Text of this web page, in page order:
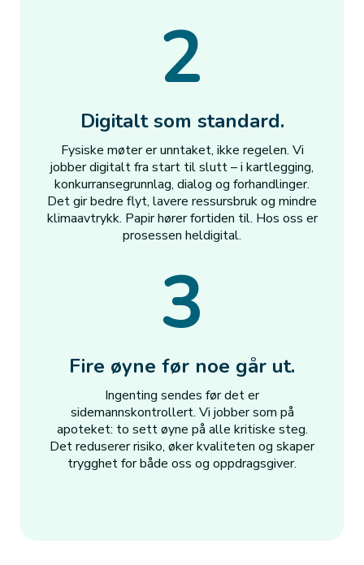
2
Digitalt som standard.
Fysiske møter er unntaket, ikke regelen. Vi
jobber digitalt fra start til slutt – i kartlegging,
konkurransegrunnlag, dialog og forhandlinger.
Det gir bedre flyt, lavere ressursbruk og mindre
klimaavtrykk. Papir hører fortiden til. Hos oss er
prosessen heldigital.
3
Fire øyne før noe går ut.
Ingenting sendes før det er
sidemannskontrollert. Vi jobber som på
apoteket: to sett øyne på alle kritiske steg.
Det reduserer risiko, øker kvaliteten og skaper
trygghet for både oss og oppdragsgiver.